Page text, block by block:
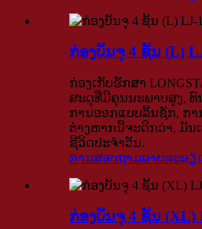
ກ່ອງບັນຈຸ 4 ຊັ້ນ (L)
ກ່ອງເກັບຮັກສາ
ສະດຸທີ່ມີຄຸນນະພາບສູງ, ທົ
ການອອກແບບລິ້ນຊັກ, ກ
ຕ່າງຫາກນີ້ຈະດີກວ່າ, ມັນ
ຊີວິດປະຈໍາວັນ.
ການສອບຖາມລາຍລະອຽ
ກ່ອງບັນຈຸ 4 ຊັ້ນ (XL)